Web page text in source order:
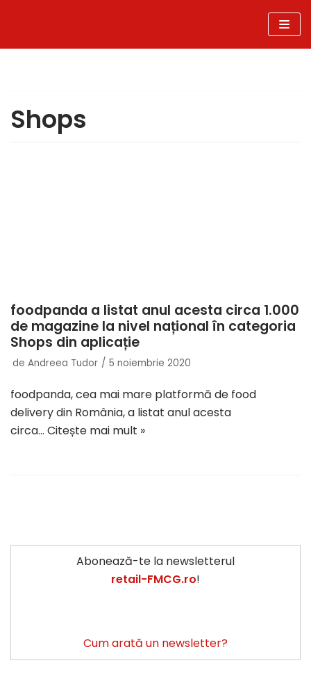
Shops
foodpanda a listat anul acesta circa 1.000
de magazine la nivel național în categoria
Shops din aplicație
de Andreea Tudor 5 noiembrie 2020
foodpanda, cea mai mare platformă de food
delivery din România, a listat anul acesta
circa… Citește mai mult »
Abonează-te la newsletterul
retail-FMCG.ro!
Cum arată un newsletter?